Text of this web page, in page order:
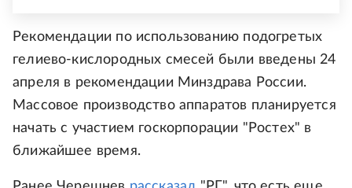
Рекомендации по использованию подогретых
гелиево-кислородных смесей были введены 24
апреля в рекомендации Минздрава России.
Массовое производство аппаратов планируется
начать с участием госкорпорации "Ростех" в
ближайшее время.